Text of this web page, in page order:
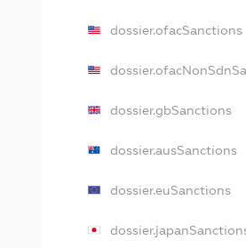
dossier.ofacSanctions
dossier.gbSanctions
dossier.ausSanctions
dossier.euSanctions